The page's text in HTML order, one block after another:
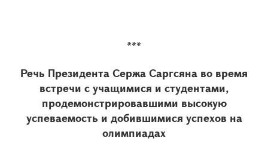
***
Речь Президента Сержа Саргсяна во время
встречи с учащимися и студентами,
продемонстрировавшими высокую
успеваемость и добившимися успехов на
олимпиадах